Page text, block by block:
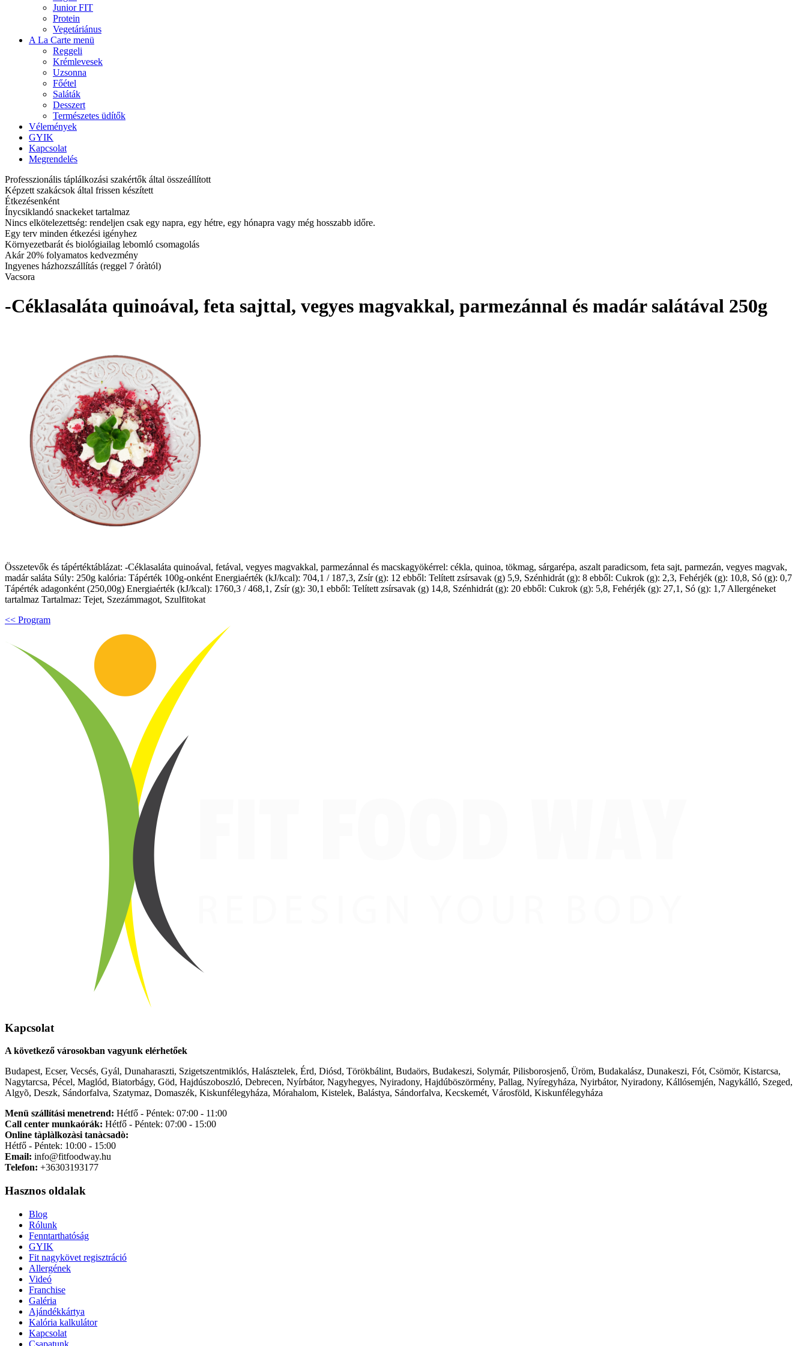
Junior FIT
Protein
Vegetáriánus
A La Carte menü
Reggeli
Krémlevesek
Uzsonna
Főétel
Saláták
Desszert
Természetes üdítők
Vélemények
GYIK
Kapcsolat
Megrendelés
Professzionális táplálkozási szakértők által összeállított
Képzett szakácsok által frissen készített
Étkezésenként
Ínycsiklandó snackeket tartalmaz
Nincs elkötelezettség: rendeljen csak egy napra, egy hétre, egy hónapra vagy még hosszabb időre.
Egy terv minden étkezési igényhez
Környezetbarát és biológiailag lebomló csomagolás
Akár 20% folyamatos kedvezmény
Ingyenes házhozszállítás (reggel 7 óràtól)
Vacsora
-Céklasaláta quinoával, feta sajttal, vegyes magvakkal, parmezánnal és madár salátával 250g
Összetevők és tápértéktáblázat: -Céklasaláta quinoával, fetával, vegyes magvakkal, parmezánnal és macskagyökérrel: cékla, quinoa, tökmag, sárgarépa, aszalt paradicsom, feta sajt, parmezán, vegyes magvak,
madár saláta Súly: 250g kalória: Tápérték 100g-onként Energiaérték (kJ/kcal): 704,1 / 187,3, Zsír (g): 12 ebből: Telített zsírsavak (g) 5,9, Szénhidrát (g): 8 ebből: Cukrok (g): 2,3, Fehérjék (g): 10,8, Só (g): 0,7
Tápérték adagonként (250,00g) Energiaérték (kJ/kcal): 1760,3 / 468,1, Zsír (g): 30,1 ebből: Telített zsírsavak (g) 14,8, Szénhidrát (g): 20 ebből: Cukrok (g): 5,8, Fehérjék (g): 27,1, Só (g): 1,7 Allergéneket
tartalmaz Tartalmaz: Tejet, Szezámmagot, Szulfitokat
<< Program
Kapcsolat
A következő városokban vagyunk elérhetőek
Budapest, Ecser, Vecsés, Gyál, Dunaharaszti, Szigetszentmiklós, Halásztelek, Érd, Diósd, Törökbálint, Budaörs, Budakeszi, Solymár, Pilisborosjenő, Üröm, Budakalász, Dunakeszi, Fót, Csömör, Kistarcsa,
Nagytarcsa, Pécel, Maglód, Biatorbágy, Göd, Hajdúszoboszló, Debrecen, Nyírbátor, Nagyhegyes, Nyiradony, Hajdúböszörmény, Pallag, Nyíregyháza, Nyirbátor, Nyiradony, Kállósemjén, Nagykálló, Szeged,
Algyõ, Deszk, Sándorfalva, Szatymaz, Domaszék, Kiskunfélegyháza, Mórahalom, Kistelek, Balástya, Sándorfalva, Kecskemét, Városföld, Kiskunfélegyháza
Menü szállítási menetrend: Hétfő - Péntek: 07:00 - 11:00
Call center munkaórák: Hétfő - Péntek: 07:00 - 15:00
Online tàplàlkozàsi tanàcsadò:
Hétfő - Péntek: 10:00 - 15:00
Email: info@fitfoodway.hu
Telefon: +36303193177
Hasznos oldalak
Blog
Rólunk
Fenntarthatóság
GYIK
Fit nagykövet regisztráció
Allergének
Videó
Franchise
Galéria
Ajándékkártya
Kalória kalkulátor
Kapcsolat
Csapatunk